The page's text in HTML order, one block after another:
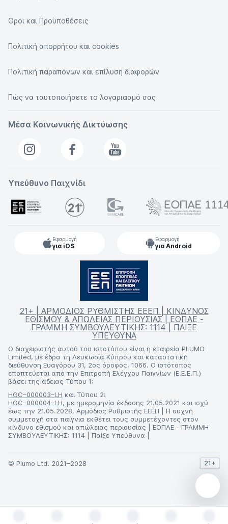
Οροι και Προϋποθέσεις
Πολιτική απορρήτου και cookies
Πολιτική παραπόνων και επίλυση διαφορών
Πώς να ταυτοποιήσετε το λογαριασμό σας
Μέσα Κοινωνικής Δικτύωσης
Υπεύθυνο Παιχνίδι
Εφαρμογή
για iOS
Εφαρμογή
για Android
21+ | ΑΡΜΟΔΙΟΣ ΡΥΘΜΙΣΤΗΣ ΕΕΕΠ | ΚΙΝΔΥΝΟΣ
ΕΘΙΣΜΟΥ & ΑΠΩΛΕΙΑΣ ΠΕΡΙΟΥΣΙΑΣ | ΕΟΠΑΕ -
ΓΡΑΜΜΗ ΣΥΜΒΟΥΛΕΥΤΙΚΗΣ: 1114 | ΠΑΙΞΕ
ΥΠΕΥΘΥΝΑ
Ο διαχειριστής αυτού του ιστοτόπου είναι η εταιρεία PLUMO
Limited, με έδρα τη Λευκωσία Κύπρου και καταστατική
διεύθυνση Ευαγόρου 31, 2ος όροφος, 1066. Ο ιστότοπος
εποπτεύεται από την Επιτροπή Ελέγχου Παιγνίων (Ε.Ε.Ε.Π.)
βάσει της άδειας Τύπου 1:
HGC–000003–LH και Τύπου 2:
HGC–000004–LH, με ημερομηνία έκδοσης 21.05.2021 και ισχύ
έως την 21.05.2028. Αρμόδιος Ρυθμιστής ΕΕΕΠ | Η συχνή
συμμετοχή στα παίγνια εκθέτει τους συμμετέχοντες στον
κίνδυνο εθισμού και απώλειας περιουσίας | ΕΟΠΑΕ - ΓΡΑΜΜΗ
ΣΥΜΒΟΥΛΕΥΤΙΚΗΣ: 1114 | Παίξε Υπεύθυνα |
© Plumo Ltd. 2021–2028 21+